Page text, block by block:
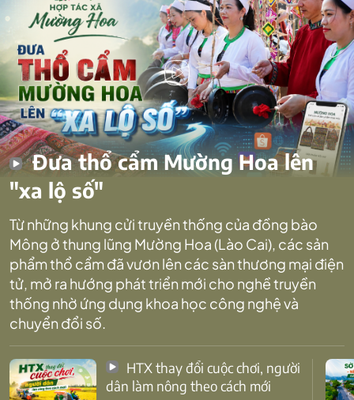
Đưa thổ cẩm Mường Hoa lên
"xa lộ số"
Từ những khung cửi truyền thống của đồng bào
Mông ở thung lũng Mường Hoa (Lào Cai), các sản
phẩm thổ cẩm đã vươn lên các sàn thương mại điện
tử, mở ra hướng phát triển mới cho nghề truyền
thống nhờ ứng dụng khoa học công nghệ và
chuyển đổi số.
dân làm nông theo cách mới